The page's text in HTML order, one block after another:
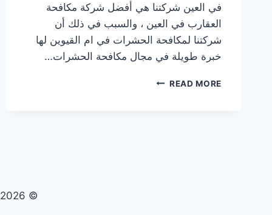
في العين شركتنا هي أفضل شركة مكافحة
العقارب في العين ، والسبب في ذلك أن
شركتنا لمكافحة الحشرات في ام القيوين لها
خبرة طويلة في مجال مكافحة الحشرات…
READ MOREشركة
© 2026 تنظيف صيانة مكافحة حشرات - WordPress Theme by